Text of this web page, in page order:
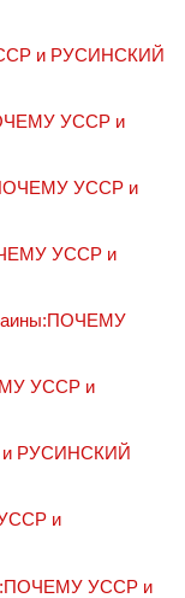
и РУСИНСКИЙ
УССР и
УССР и
УССР и
УССР и
и РУСИНСКИЙ
и
УССР и